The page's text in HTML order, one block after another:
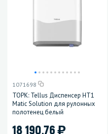
1071698
ТОРК: Tellus Диспенсер HT1
Matic Solution для рулонных
полотенец белый
18 190.76)